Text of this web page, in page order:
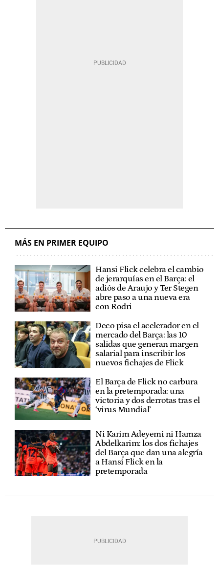
MÁS EN PRIMER EQUIPO
Hansi Flick celebra el cambio
de jerarquías en el Barça: el
adiós de Araujo y Ter Stegen
abre paso a una nueva era
con Rodri
Deco pisa el acelerador en el
mercado del Barça: las 10
salidas que generan margen
salarial para inscribir los
nuevos fichajes de Flick
El Barça de Flick no carbura
en la pretemporada: una
victoria y dos derrotas tras el
‘virus Mundial’
Ni Karim Adeyemi ni Hamza
Abdelkarim: los dos fichajes
del Barça que dan una alegría
a Hansi Flick en la
pretemporada